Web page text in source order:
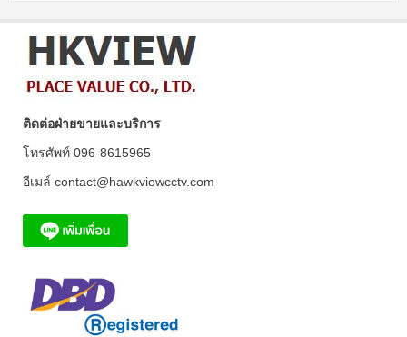
ติดต่อฝ่ายขายและบริการ
โทรศัพท์ 096-8615965
อีเมล์ contact@hawkviewcctv.com